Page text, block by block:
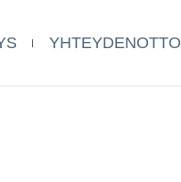
YHTEYDENOTTO